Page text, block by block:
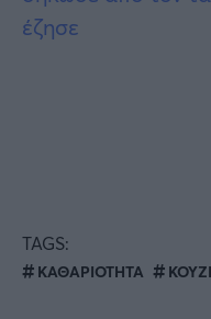
έζησε
TAGS:
ΚΑΘΑΡΙΟΤΗΤΑ